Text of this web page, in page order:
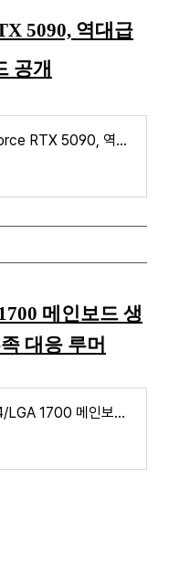
5090, 역대급
공개
ASUS ProArt GeForce RTX 5090, 역대급 소형 RTX 5090 그래픽카드 공개
메인보드 생
대응 루머
ASUS, DDR4 AM4/LGA 1700 메인보드 생산 확대… 2026년 RAM 부족 대응 루머